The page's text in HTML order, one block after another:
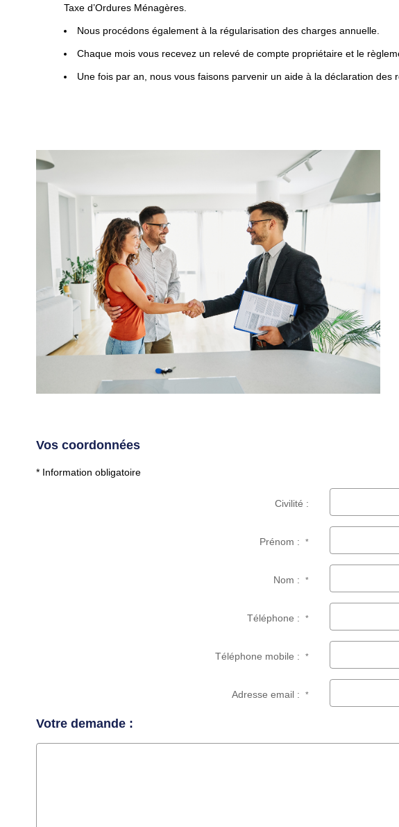
Taxe d’Ordures Ménagères.
Nous procédons également à la régularisation des charges annuelle.
Chaque mois vous recevez un relevé de compte propriétaire et le
Une fois par an, nous vous faisons parvenir un aide à la déclaration des
Vos coordonnées
* Information obligatoire
Civilité :
Prénom :*
Nom :*
Téléphone :*
Téléphone mobile :*
Adresse email :*
Votre demande :